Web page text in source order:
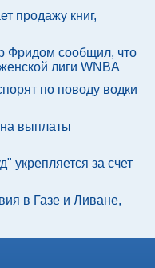
продажу книг,
Фридом сообщил, что
лиги WNBA
по поводу водки
выплаты
укрепляется за счет
в Газе и Ливане,